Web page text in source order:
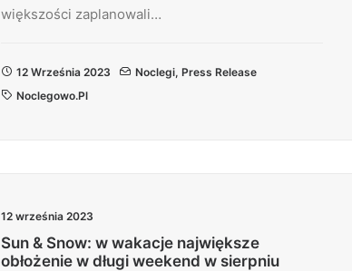
większości zaplanowali…
12 Września 2023 Noclegi, Press Release
Noclegowo.pl
12 września 2023
Sun & Snow: w wakacje największe
obłożenie w długi weekend w sierpniu